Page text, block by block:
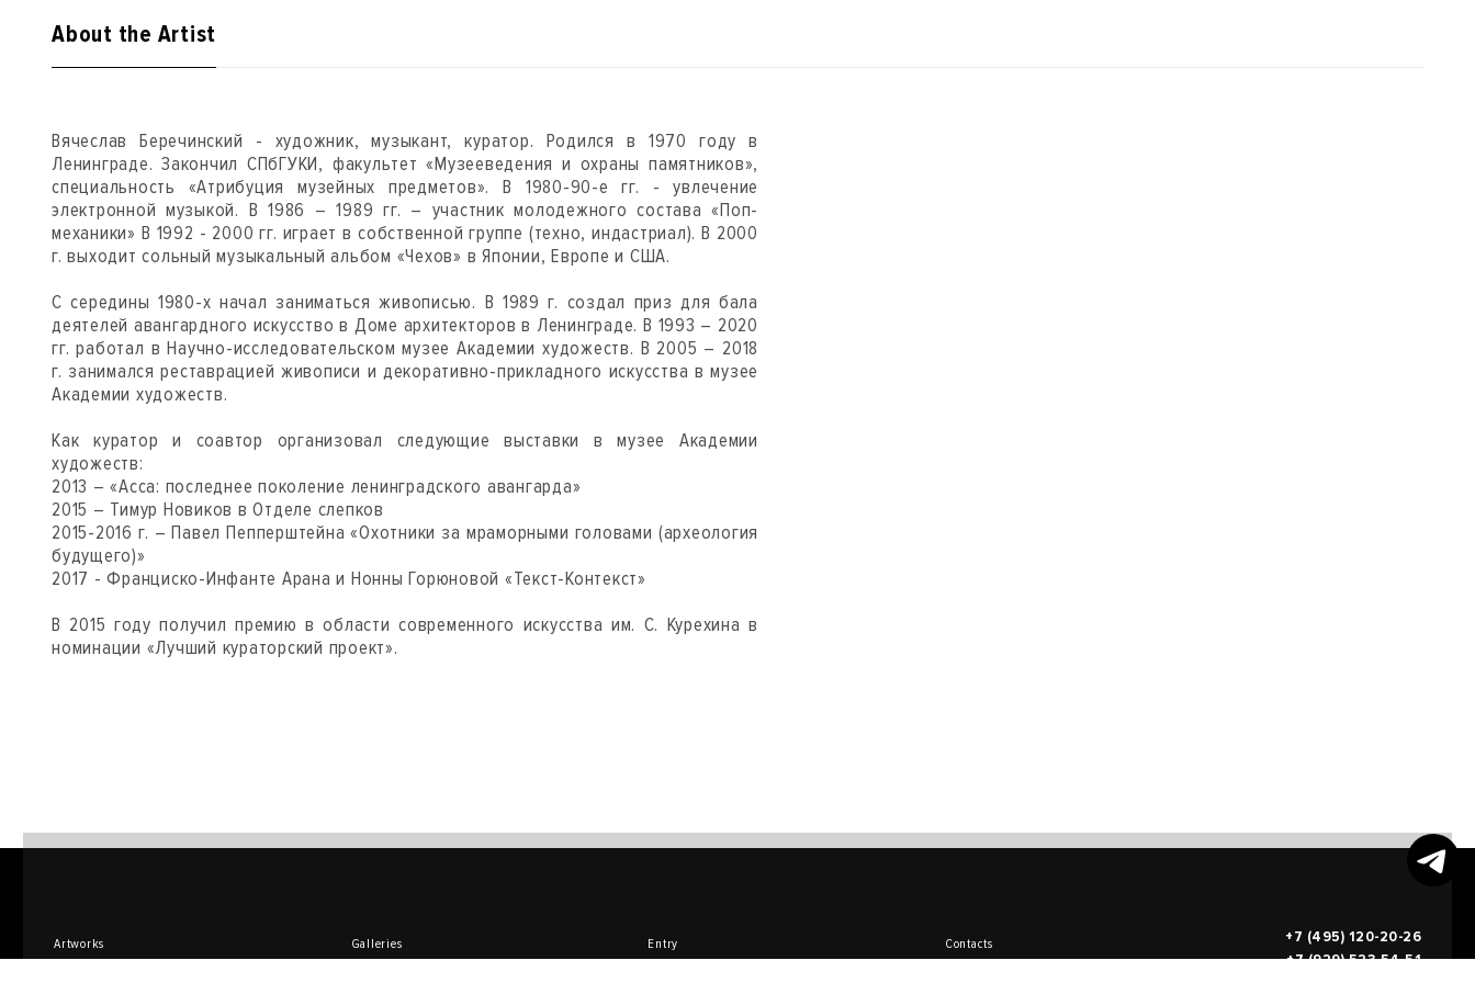
About the Artist
Вячеслав Беречинский - художник, музыкант, куратор. Родился в 1970 году в
Ленинграде. Закончил СПбГУКИ, факультет «Музееведения и охраны памятников»,
специальность «Атрибуция музейных предметов». В 1980-90-е гг. - увлечение
электронной музыкой. В 1986 – 1989 гг. – участник молодежного состава «Поп-
механики» В 1992 - 2000 гг. играет в собственной группе (техно, индастриал). В 2000
г. выходит сольный музыкальный альбом «Чехов» в Японии, Европе и США.
С середины 1980-х начал заниматься живописью. В 1989 г. создал приз для бала
деятелей авангардного искусство в Доме архитекторов в Ленинграде. В 1993 – 2020
гг. работал в Научно-исследовательском музее Академии художеств. В 2005 – 2018
г. занимался реставрацией живописи и декоративно-прикладного искусства в музее
Академии художеств.
Как куратор и соавтор организовал следующие выставки в музее Академии
художеств:
2013 – «Асса: последнее поколение ленинградского авангарда»
2015 – Тимур Новиков в Отделе слепков
2015-2016 г. – Павел Пепперштейна «Охотники за мраморными головами (археология
будущего)»
2017 - Франциско-Инфанте Арана и Нонны Горюновой «Текст-Контекст»
В 2015 году получил премию в области современного искусства им. С. Курехина в
номинации «Лучший кураторский проект».
Artworks Galleries Entry Contacts
+7 (495) 120-20-26
+7 (929) 523-54-51